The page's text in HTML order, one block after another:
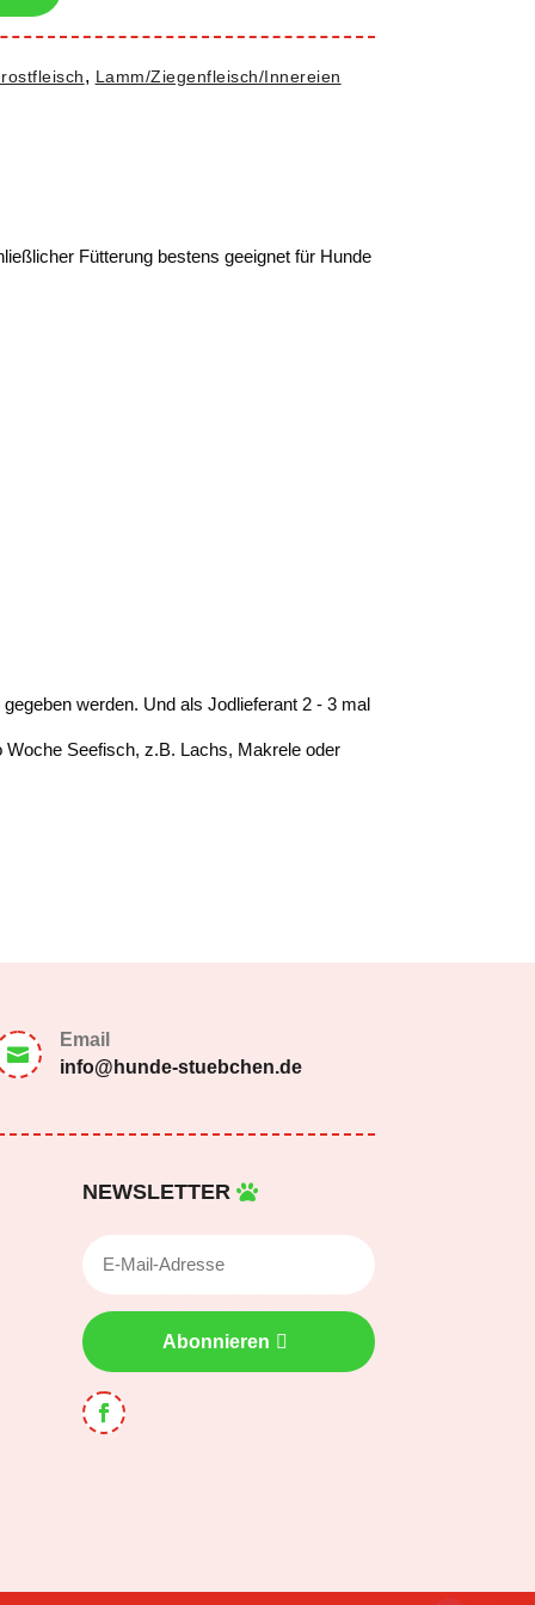
, Lamm/Ziegenfleisch/Innereien
Fütterung bestens geeignet für Hunde
werden. Und als Jodlieferant 2 - 3 mal
Seefisch, z.B. Lachs, Makrele oder

Email
info@hunde-stuebchen.de
NEWSLETTER
Abonnieren